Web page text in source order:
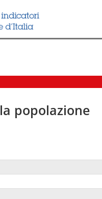
popolazione